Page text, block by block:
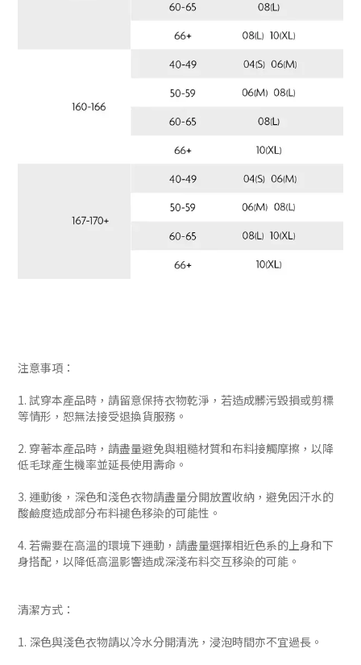
注意事項：
1. 試穿本產品時，請留意保持衣物乾淨，若造成髒污毀損或剪標
等情形，恕無法接受退換貨服務。
2. 穿著本產品時，請盡量避免與粗糙材質和布料接觸摩擦，以降
低毛球產生機率並延長使用壽命。
3. 運動後，深色和淺色衣物請盡量分開放置收納，避免因汗水的
酸鹼度造成部分布料褪色移染的可能性。
4. 若需要在高溫的環境下運動，請盡量選擇相近色系的上身和下
身搭配，以降低高溫影響造成深淺布料交互移染的可能。
清潔方式：
1. 深色與淺色衣物請以冷水分開清洗，浸泡時間亦不宜過長。